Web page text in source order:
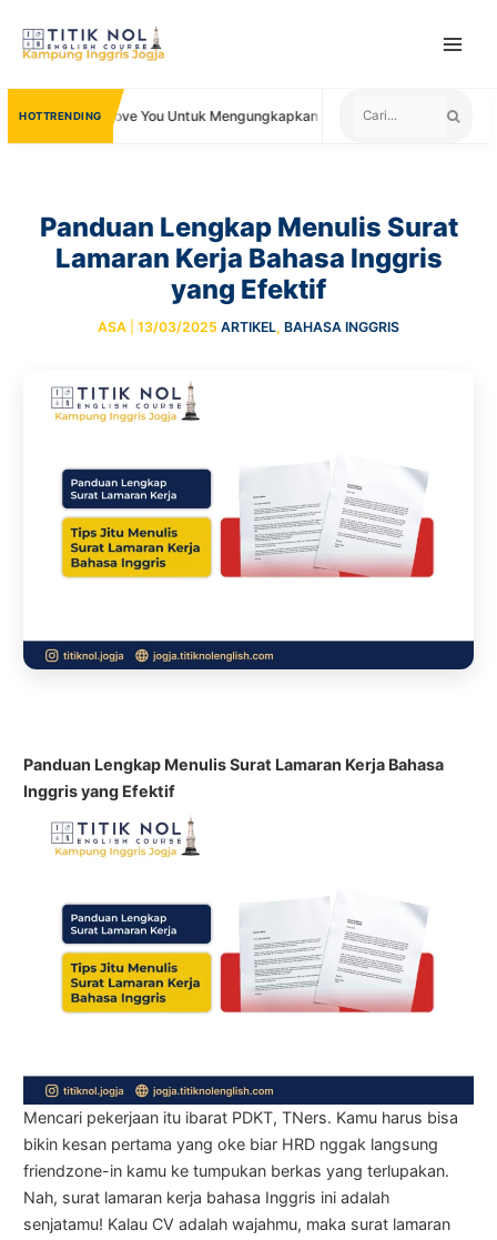
content
TRENDING
Lain I Love You Untuk Mengungkapkan Cinta Negara yang
Panduan Lengkap Menulis Surat
Lamaran Kerja Bahasa Inggris
yang Efektif
ASA 13/03/2025 ARTIKEL, BAHASA INGGRIS
Panduan Lengkap Menulis Surat Lamaran Kerja Bahasa
Inggris yang Efektif
Mencari pekerjaan itu ibarat PDKT, TNers. Kamu harus bisa
bikin kesan pertama yang oke biar HRD nggak langsung
friendzone-in kamu ke tumpukan berkas yang terlupakan.
Nah, surat lamaran kerja bahasa Inggris ini adalah
senjatamu! Kalau CV adalah wajahmu, maka surat lamaran